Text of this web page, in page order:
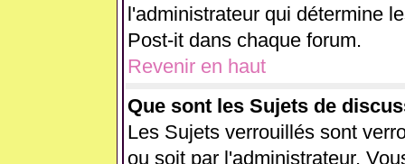
l'administrateur qui détermine
Post-it dans chaque forum.
Revenir en haut
Que sont les Sujets de
Les Sujets verrouillés sont
ou soit par l'administrateur.